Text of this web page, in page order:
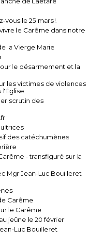
vous le 25 mars !
le Carême dans notre
la Vierge Marie
le désarmement et la
les victimes de violences
l'Église​
scrutin des
des catéchumènes
- transfiguré sur la
Mgr Jean-Luc Bouilleret
Carême
le Carême
jeûne le 20 février
Luc Bouilleret